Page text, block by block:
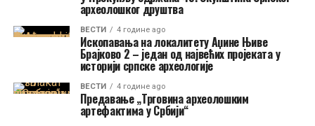
археолошког друштва
ВЕСТИ 4 године ago
Ископавања на локалитету Аџине Њиве
Брајково 2 – један од највећих пројеката у
историји српске археологије
ВЕСТИ 4 године ago
Предавање „Трговина археолошким
артефактима у Србији“